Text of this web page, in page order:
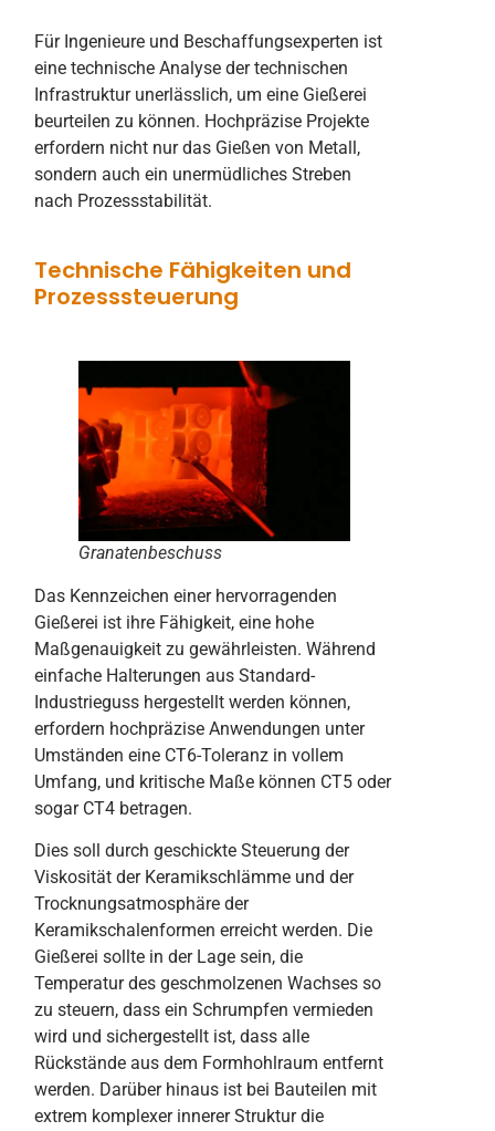
Für Ingenieure und Beschaffungsexperten ist
eine technische Analyse der technischen
Infrastruktur unerlässlich, um eine Gießerei
beurteilen zu können. Hochpräzise Projekte
erfordern nicht nur das Gießen von Metall,
sondern auch ein unermüdliches Streben
nach Prozessstabilität.
Technische Fähigkeiten und
Prozesssteuerung
Granatenbeschuss
Das Kennzeichen einer hervorragenden
Gießerei ist ihre Fähigkeit, eine hohe
Maßgenauigkeit zu gewährleisten. Während
einfache Halterungen aus Standard-
Industrieguss hergestellt werden können,
erfordern hochpräzise Anwendungen unter
Umständen eine CT6-Toleranz in vollem
Umfang, und kritische Maße können CT5 oder
sogar CT4 betragen.
Dies soll durch geschickte Steuerung der
Viskosität der Keramikschlämme und der
Trocknungsatmosphäre der
Keramikschalenformen erreicht werden. Die
Gießerei sollte in der Lage sein, die
Temperatur des geschmolzenen Wachses so
zu steuern, dass ein Schrumpfen vermieden
wird und sichergestellt ist, dass alle
Rückstände aus dem Formhohlraum entfernt
werden. Darüber hinaus ist bei Bauteilen mit
extrem komplexer innerer Struktur die